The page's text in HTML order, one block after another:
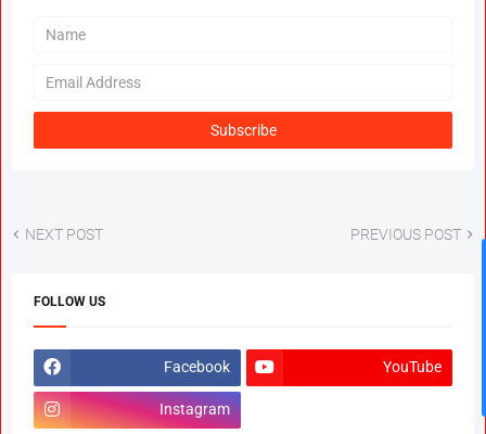
NEXT POST PREVIOUS POST
FOLLOW US
Facebook YouTube
Instagram